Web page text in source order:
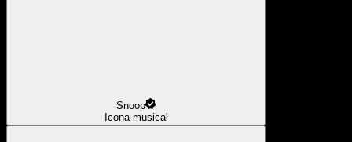
Snoop
Icona musical